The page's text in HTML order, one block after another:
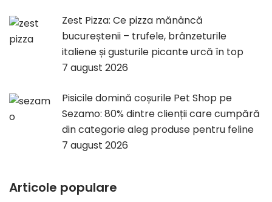
Zest Pizza: Ce pizza mănâncă
bucureștenii – trufele, brânzeturile
italiene și gusturile picante urcă în top
7 august 2026
Pisicile domină coșurile Pet Shop pe
Sezamo: 80% dintre clienții care cumpără
din categorie aleg produse pentru feline
7 august 2026
Articole populare